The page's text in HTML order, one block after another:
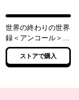
世界の終わりの世界
録＜アンコール＞
6 終焉の精霊
ストアで購入